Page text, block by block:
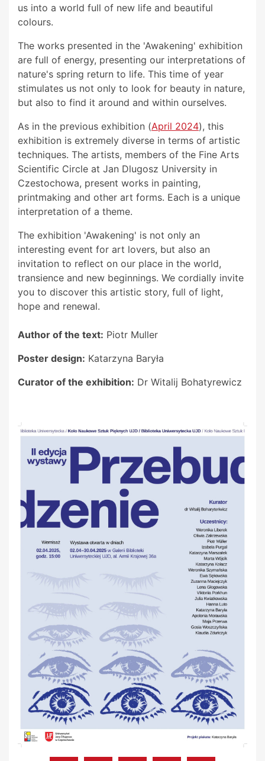
us into a world full of new life and beautiful
colours.
The works presented in the 'Awakening' exhibition
are full of energy, presenting our interpretations of
nature's spring return to life. This time of year
stimulates us not only to look for beauty in nature,
but also to find it around and within ourselves.
As in the previous exhibition (April 2024), this
exhibition is extremely diverse in terms of artistic
techniques. The artists, members of the Fine Arts
Scientific Circle at Jan Dlugosz University in
Czestochowa, present works in painting,
printmaking and other art forms. Each is a unique
interpretation of a theme.
The exhibition 'Awakening' is not only an
interesting event for art lovers, but also an
invitation to reflect on our place in the world,
transience and new beginnings. We cordially invite
you to discover this artistic story, full of light,
hope and renewal.
Author of the text: Piotr Muller
Poster design: Katarzyna Baryła
Curator of the exhibition: Dr Witalij Bohatyrewicz